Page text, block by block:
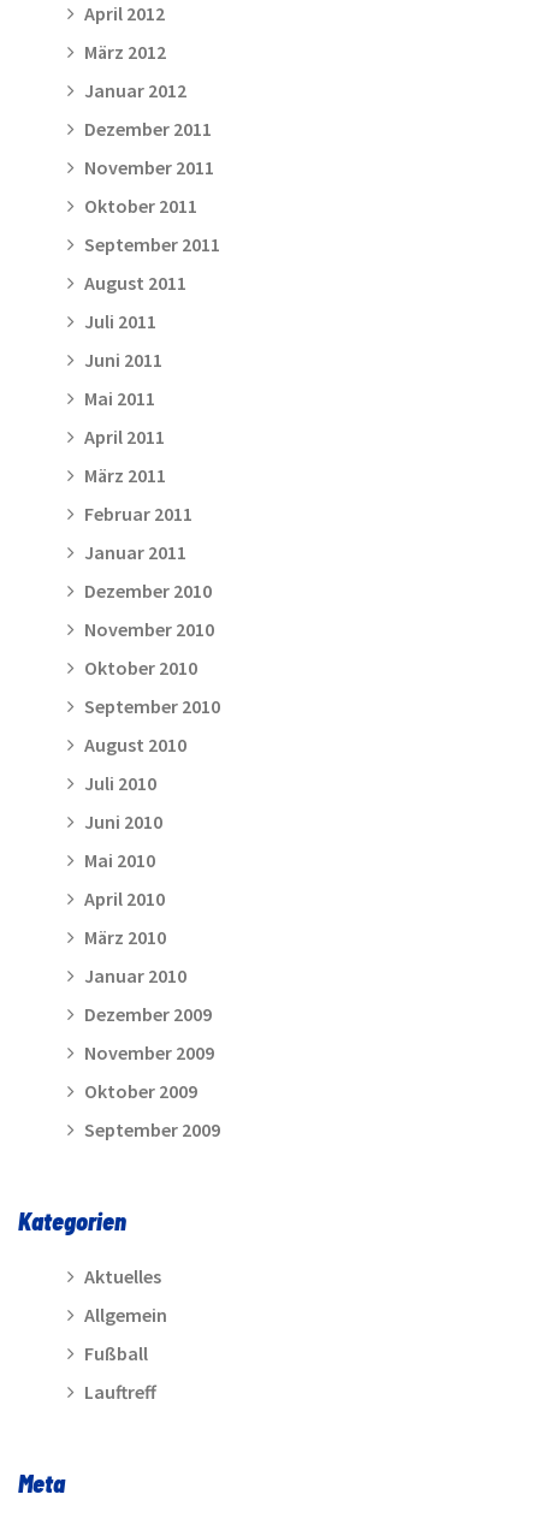
April 2012
März 2012
Januar 2012
Dezember 2011
November 2011
Oktober 2011
September 2011
August 2011
Juli 2011
Juni 2011
Mai 2011
April 2011
März 2011
Februar 2011
Januar 2011
Dezember 2010
November 2010
Oktober 2010
September 2010
August 2010
Juli 2010
Juni 2010
Mai 2010
April 2010
März 2010
Januar 2010
Dezember 2009
November 2009
Oktober 2009
September 2009
Kategorien
Aktuelles
Allgemein
Fußball
Lauftreff
Meta